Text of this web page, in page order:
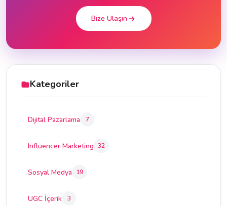
Bize Ulaşın
Kategoriler
Dijital Pazarlama 7
Influencer Marketing 32
Sosyal Medya 19
UGC İçerik 3